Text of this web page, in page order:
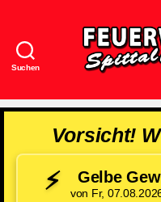
Suchen
Vorsicht!
⚡ Gelbe
von Fr,